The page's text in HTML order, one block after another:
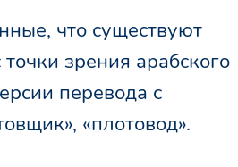
что существуют
зрения арабского
перевода с
«плотовод».